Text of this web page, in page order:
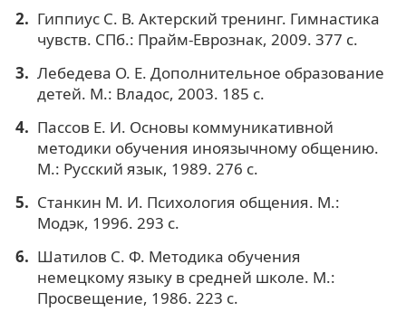
Гиппиус С. В. Актерский тренинг. Гимнастика
чувств. СПб.: Прайм-Еврознак, 2009. 377 с.
Лебедева О. Е. Дополнительное образование
детей. М.: Владос, 2003. 185 с.
Пассов Е. И. Основы коммуникативной
методики обучения иноязычному общению.
М.: Русский язык, 1989. 276 с.
Станкин М. И. Психология общения. М.:
Модэк, 1996. 293 с.
Шатилов С. Ф. Методика обучения
немецкому языку в средней школе. М.:
Просвещение, 1986. 223 с.